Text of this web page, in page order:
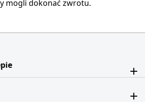
mogli dokonać zwrotu.